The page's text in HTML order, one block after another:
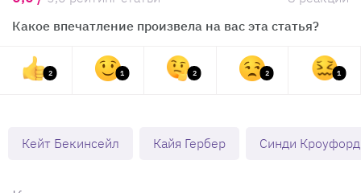
Какое впечатление произвела на вас эта статья?
2 1 2 2 1
Кейт Бекинсейл Кайя Гербер Синди Кроуфорд